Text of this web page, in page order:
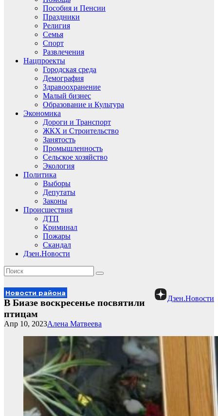
Пособия и Пенсии
Праздники
Религия
Семья
Спорт
Развлечения
Нацпроекты
Городская среда
Демография
Здравоохранение
Малый бизнес
Образование и Культура
Экономика
Дороги и Транспорт
ЖКХ и Строительство
Занятость
Промышленность
Сельское хозяйство
Экология
Политика
Выборы
Депутаты
Законы
Происшествия
ДТП
Криминал
Пожары
Скандал
Дзен.Новости
Дзен.Новости
Новости района
В Биазе воскресенье посвятили
птицам
Алена Матвеева
Апр 10, 2023